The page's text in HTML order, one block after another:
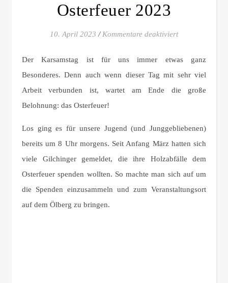
Osterfeuer 2023
10. April 2023 / Kommentare deaktiviertfür Osterfeuer
Der Karsamstag ist für uns immer etwas ganz
Besonderes. Denn auch wenn dieser Tag mit sehr viel
Arbeit verbunden ist, wartet am Ende die große
Belohnung: das Osterfeuer!
Los ging es für unsere Jugend (und Junggebliebenen)
bereits um 8 Uhr morgens. Seit Anfang März hatten sich
viele Gilchinger gemeldet, die ihre Holzabfälle dem
Osterfeuer spenden wollten. So machte man sich auf um
die Spenden einzusammeln und zum Veranstaltungsort
auf dem Ölberg zu bringen.